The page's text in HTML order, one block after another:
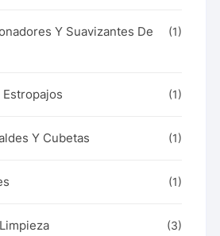
Y Suavizantes De
(1)
Estropajos (1)
Y Cubetas (1)
(1)
(3)